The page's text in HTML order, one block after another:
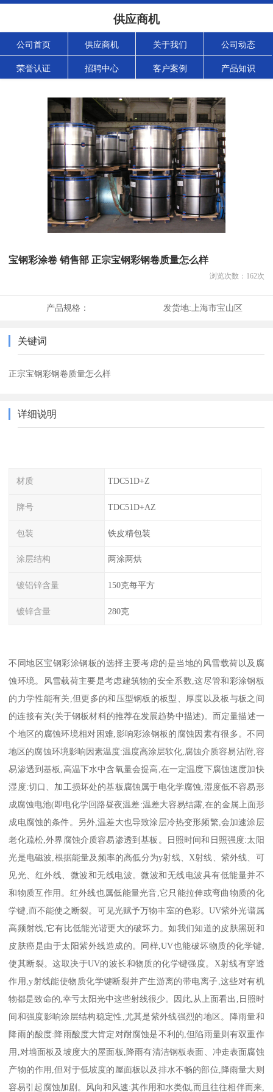
供应商机
公司首页 供应商机 关于我们 公司动态
荣誉认证 招聘中心 客户案例 产品知识
宝钢彩涂卷 销售部 正宗宝钢彩钢卷质量怎么样
浏览次数： 162次
产品规格： 发货地: 上海市宝山区
关键词
正宗宝钢彩钢卷质量怎么样
详细说明
材质 TDC51D+Z
牌号 TDC51D+AZ
包装 铁皮精包装
涂层结构 两涂两烘
镀铝锌含量 150克每平方
镀锌含量 280克
不同地区宝钢彩涂钢板的选择主要考虑的是当地的风雪载荷以及腐
蚀环境。风雪载荷主要是考虑建筑物的安全系数,这尽管和彩涂钢板
的力学性能有关,但更多的和压型钢板的板型、厚度以及板与板之间
的连接有关(关于钢板材料的推荐在发展趋势中描述)。而定量描述一
个地区的腐蚀环境相对困难,影响彩涂钢板的腐蚀因素有很多。不同
地区的腐蚀环境影响因素温度:温度高涂层软化,腐蚀介质容易沾附,容
易渗透到基板,高温下水中含氧量会提高,在一定温度下腐蚀速度加快
湿度:切口、加工损坏处的基板腐蚀属于电化学腐蚀,湿度低不容易形
成腐蚀电池(即电化学回路昼夜温差:温差大容易结露,在的金属上面形
成电腐蚀的条件。另外,温差大也导致涂层冷热变形频繁,会加速涂层
老化疏松,外界腐蚀介质容易渗透到基板。日照时间和日照强度:太阳
光是电磁波,根据能量及频率的高低分为y射线、X射线、紫外线、可
见光、红外线、微波和无线电波。微波和无线电波具有低能量并不
和物质互作用。红外线也属低能量光音,它只能拉伸或弯曲物质的化
学键,而不能使之断裂。可见光赋予万物丰室的色彩。UV紫外光谱属
高频射线,它有比低能光谐更大的破坏力。如我们知道的皮肤黑斑和
皮肤癌是由于太阳紫外线造成的。同样,UV也能破坏物质的化学键,
使其断裂。这取决于UV的波长和物质的化学键强度。X射线有穿透
作用,y射线能使物质化学键断裂并产生游离的带电离子,这些对有机
物都是致命的,幸亏太阳光中这些射线很少。因此,从上面看出,日照时
间和强度影响涂层结构稳定性,尤其是紫外线强烈的地区。降雨量和
降雨的酸度:降雨酸度大肯定对耐腐蚀是不利的,但陷雨量则有双重作
用,对墙面板及坡度大的屋面板,降雨有清洁钢板表面、冲走表面腐蚀
产物的作用,但对于低坡度的屋面板以及排水不畅的部位,降雨量大则
容易引起腐蚀加剧。风向和风速:其作用和水类似,而且往往相伴而来,